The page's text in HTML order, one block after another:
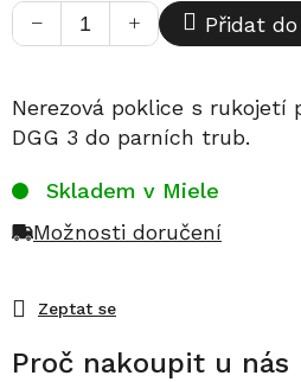
cena:
+
− Přidat
Nerezová poklice s rukojetí
DGG 3 do parních trub.
Zeptat se
Skladem v Miele
Možnosti doručení
Proč nakoupit u nás